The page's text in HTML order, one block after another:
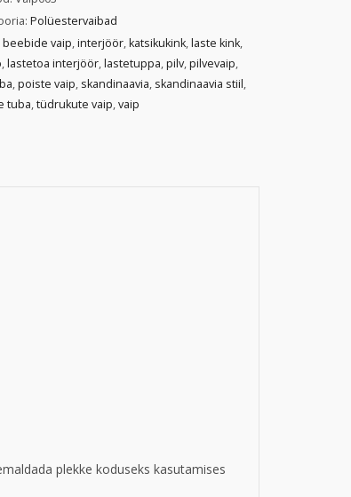
Polüestervaibad
beebide vaip,interjöör,katsikukink,laste kink,
,lastetoa interjöör,lastetuppa,pilv,pilvevaip,
,poiste vaip, skandinaavia, skandinaavia stiil,
tuba,tüdrukute vaip,vaip
plekke koduseks kasutamises